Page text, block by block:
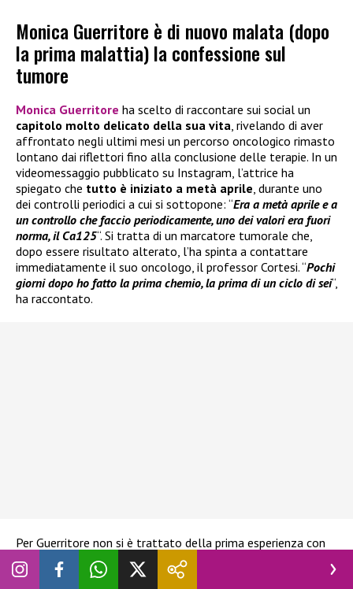
Monica Guerritore è di nuovo malata (dopo
la prima malattia) la confessione sul
tumore
Monica Guerritore ha scelto di raccontare sui social un
capitolo molto delicato della sua vita , rivelando di aver
affrontato negli ultimi mesi un percorso oncologico rimasto
lontano dai riflettori fino alla conclusione delle terapie. In un
videomessaggio pubblicato su Instagram, l’attrice ha
spiegato che tutto è iniziato a metà aprile , durante uno
dei controlli periodici a cui si sottopone: “Era a metà aprile e a
un controllo che faccio periodicamente, uno dei valori era fuori
norma, il Ca125“. Si tratta di un marcatore tumorale che,
dopo essere risultato alterato, l’ha spinta a contattare
immediatamente il suo oncologo, il professor Cortesi. “Pochi
giorni dopo ho fatto la prima chemio, la prima di un ciclo di sei“,
ha raccontato.
Per Guerritore non si è trattato della prima esperienza con
una malattia oncologica. “
Non era la prima volta che mi
trovavo ad avere a che fare con un tumore, ma senza necessità